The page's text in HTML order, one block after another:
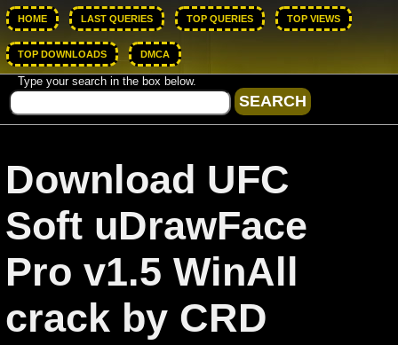
HOME LAST QUERIES TOP QUERIES TOP VIEWS
TOP DOWNLOADS DMCA
Type your search in the box below.
Download UFC
Soft uDrawFace
Pro v1.5 WinAll
crack by CRD